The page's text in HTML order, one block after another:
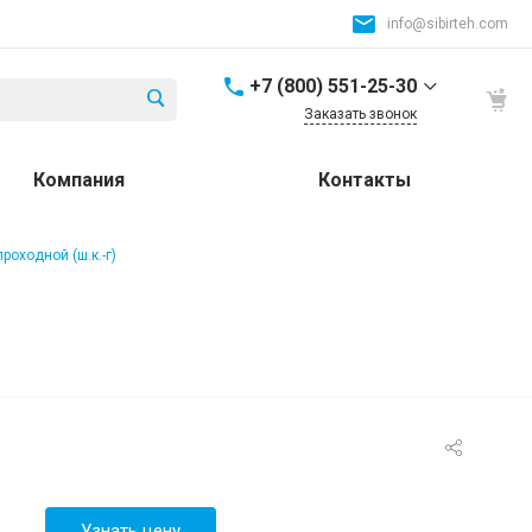
info@sibirteh.com
+7 (800) 551-25-30
Россия и СНГ
Заказать звонок
Компания Контакты
(ш.к.-г)